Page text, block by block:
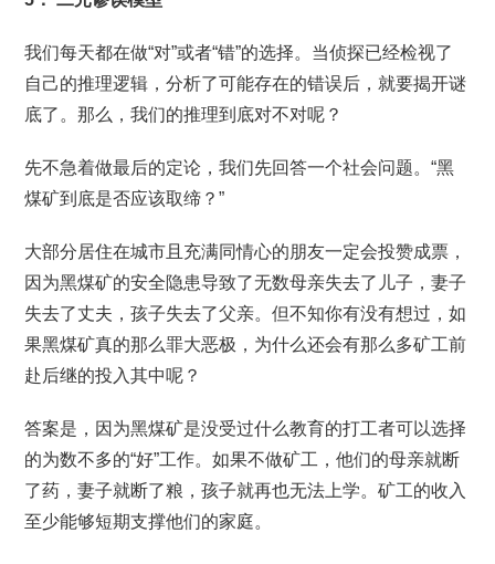
我们每天都在做“对”或者“错”的选择。当侦探已经检视了
自己的推理逻辑，分析了可能存在的错误后，就要揭开谜
底了。那么，我们的推理到底对不对呢？
先不急着做最后的定论，我们先回答一个社会问题。“黑
煤矿到底是否应该取缔？”
大部分居住在城市且充满同情心的朋友一定会投赞成票，
因为黑煤矿的安全隐患导致了无数母亲失去了儿子，妻子
失去了丈夫，孩子失去了父亲。但不知你有没有想过，如
果黑煤矿真的那么罪大恶极，为什么还会有那么多矿工前
赴后继的投入其中呢？
答案是，因为黑煤矿是没受过什么教育的打工者可以选择
的为数不多的“好”工作。如果不做矿工，他们的母亲就断
了药，妻子就断了粮，孩子就再也无法上学。矿工的收入
至少能够短期支撑他们的家庭。